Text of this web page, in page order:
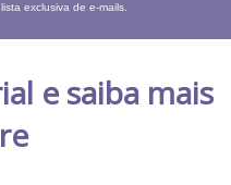
exclusiva de e-mails.
e saiba mais